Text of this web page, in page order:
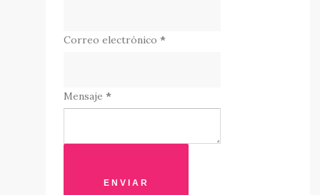
Correo electrónico *
Mensaje *